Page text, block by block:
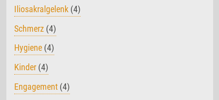
Iliosakralgelenk (4)
Schmerz (4)
Hygiene (4)
Kinder (4)
Engagement (4)